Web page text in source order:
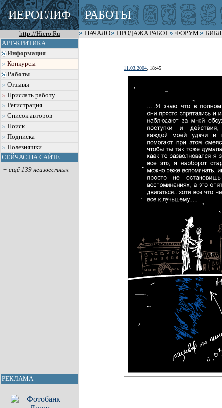
ИЕРОГЛИФ РАБОТЫ
http://Hiero.Ru НАЧАЛО ПРОДАЖА РАБОТ ФОРУМ
АРТ-КРИТИКА
Информация
Конкурсы
Работы
Отзывы
Прислать работу
Регистрация
Список авторов
Поиск
Подписка
Полезняшки
СЕЙЧАС НА САЙТЕ
+ ещё 139 неизвестных
РЕКЛАМА
11.03.2004 , 18:45